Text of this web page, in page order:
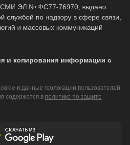
СМИ ЭЛ № ФС77-76970, выдано
службой по надзору в сфере связи,
и массовых коммуникаций
и копирования информации с
и данные геолокации пользователей
содержатся в политике по защите